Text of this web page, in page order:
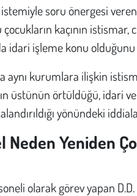
soru önergesi veren
kaçının istismar,
idari işleme konu
aynı kurumlara ilişkin
üstünün örtüldüğü, idari
yönündeki
Yeniden
olarak görev yapan D.D.